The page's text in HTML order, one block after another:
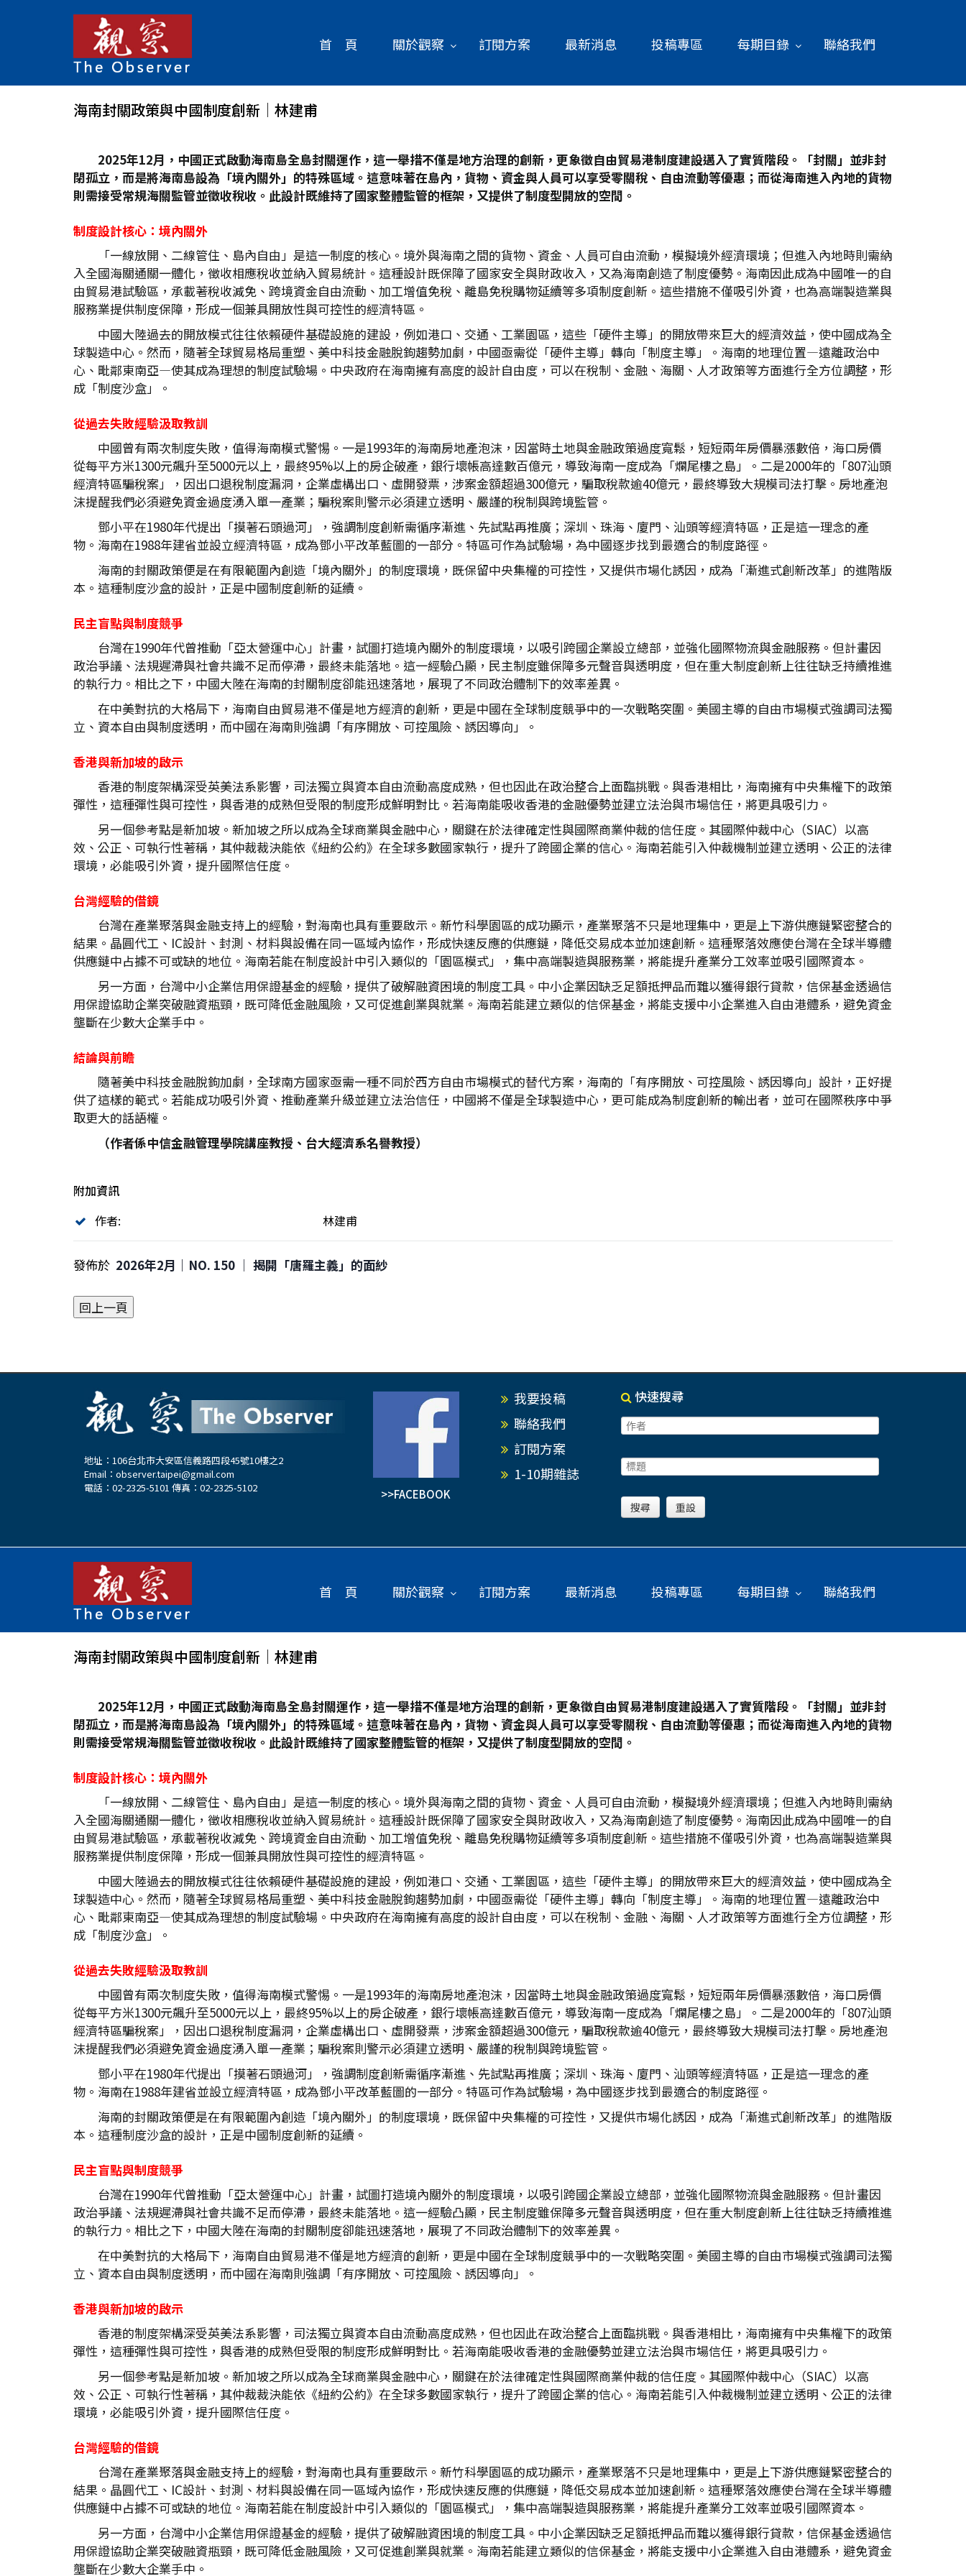
首 頁 關於觀察 訂閱方案 最新消息 投稿專區 每期目錄 聯絡我們
海南封關政策與中國制度創新│林建甫
2025年12月，中國正式啟動海南島全島封關運作，這一舉措不僅是地方治理的創新，更象徵自由貿易港制度建設邁入了實質階段。「封關」並非封
閉孤立，而是將海南島設為「境內關外」的特殊區域。這意味著在島內，貨物、資金與人員可以享受零關稅、自由流動等優惠；而從海南進入內地的貨物
則需接受常規海關監管並徵收稅收。此設計既維持了國家整體監管的框架，又提供了制度型開放的空間。
制度設計核心：境內關外
「一線放開、二線管住、島內自由」是這一制度的核心。境外與海南之間的貨物、資金、人員可自由流動，模擬境外經濟環境；但進入內地時則需納
入全國海關通關一體化，徵收相應稅收並納入貿易統計。這種設計既保障了國家安全與財政收入，又為海南創造了制度優勢。海南因此成為中國唯一的自
由貿易港試驗區，承載著稅收減免、跨境資金自由流動、加工增值免稅、離島免稅購物延續等多項制度創新。這些措施不僅吸引外資，也為高端製造業與
服務業提供制度保障，形成一個兼具開放性與可控性的經濟特區。
中國大陸過去的開放模式往往依賴硬件基礎設施的建設，例如港口、交通、工業園區，這些「硬件主導」的開放帶來巨大的經濟效益，使中國成為全
球製造中心。然而，隨著全球貿易格局重塑、美中科技金融脫鉤趨勢加劇，中國亟需從「硬件主導」轉向「制度主導」。海南的地理位置—遠離政治中
心、毗鄰東南亞—使其成為理想的制度試驗場。中央政府在海南擁有高度的設計自由度，可以在稅制、金融、海關、人才政策等方面進行全方位調整，形
成「制度沙盒」。
從過去失敗經驗汲取教訓
中國曾有兩次制度失敗，值得海南模式警惕。一是1993年的海南房地產泡沫，因當時土地與金融政策過度寬鬆，短短兩年房價暴漲數倍，海口房價
從每平方米1300元飆升至5000元以上，最終95%以上的房企破產，銀行壞帳高達數百億元，導致海南一度成為「爛尾樓之島」。二是2000年的「807汕頭
經濟特區騙稅案」，因出口退稅制度漏洞，企業虛構出口、虛開發票，涉案金額超過300億元，騙取稅款逾40億元，最終導致大規模司法打擊。房地產泡
沫提醒我們必須避免資金過度湧入單一產業；騙稅案則警示必須建立透明、嚴謹的稅制與跨境監管。
鄧小平在1980年代提出「摸著石頭過河」，強調制度創新需循序漸進、先試點再推廣；深圳、珠海、廈門、汕頭等經濟特區，正是這一理念的產
物。海南在1988年建省並設立經濟特區，成為鄧小平改革藍圖的一部分。特區可作為試驗場，為中國逐步找到最適合的制度路徑。
海南的封關政策便是在有限範圍內創造「境內關外」的制度環境，既保留中央集權的可控性，又提供市場化誘因，成為「漸進式創新改革」的進階版
本。這種制度沙盒的設計，正是中國制度創新的延續。
民主盲點與制度競爭
台灣在1990年代曾推動「亞太營運中心」計畫，試圖打造境內關外的制度環境，以吸引跨國企業設立總部，並強化國際物流與金融服務。但計畫因
政治爭議、法規遲滯與社會共識不足而停滯，最終未能落地。這一經驗凸顯，民主制度雖保障多元聲音與透明度，但在重大制度創新上往往缺乏持續推進
的執行力。相比之下，中國大陸在海南的封關制度卻能迅速落地，展現了不同政治體制下的效率差異。
在中美對抗的大格局下，海南自由貿易港不僅是地方經濟的創新，更是中國在全球制度競爭中的一次戰略突圍。美國主導的自由市場模式強調司法獨
立、資本自由與制度透明，而中國在海南則強調「有序開放、可控風險、誘因導向」。
香港與新加坡的啟示
香港的制度架構深受英美法系影響，司法獨立與資本自由流動高度成熟，但也因此在政治整合上面臨挑戰。與香港相比，海南擁有中央集權下的政策
彈性，這種彈性與可控性，與香港的成熟但受限的制度形成鮮明對比。若海南能吸收香港的金融優勢並建立法治與市場信任，將更具吸引力。
另一個參考點是新加坡。新加坡之所以成為全球商業與金融中心，關鍵在於法律確定性與國際商業仲裁的信任度。其國際仲裁中心（SIAC）以高
效、公正、可執行性著稱，其仲裁裁決能依《紐約公約》在全球多數國家執行，提升了跨國企業的信心。海南若能引入仲裁機制並建立透明、公正的法律
環境，必能吸引外資，提升國際信任度。
台灣經驗的借鏡
台灣在產業聚落與金融支持上的經驗，對海南也具有重要啟示。新竹科學園區的成功顯示，產業聚落不只是地理集中，更是上下游供應鏈緊密整合的
結果。晶圓代工、IC設計、封測、材料與設備在同一區域內協作，形成快速反應的供應鏈，降低交易成本並加速創新。這種聚落效應使台灣在全球半導體
供應鏈中占據不可或缺的地位。海南若能在制度設計中引入類似的「園區模式」，集中高端製造與服務業，將能提升產業分工效率並吸引國際資本。
另一方面，台灣中小企業信用保證基金的經驗，提供了破解融資困境的制度工具。中小企業因缺乏足額抵押品而難以獲得銀行貸款，信保基金透過信
用保證協助企業突破融資瓶頸，既可降低金融風險，又可促進創業與就業。海南若能建立類似的信保基金，將能支援中小企業進入自由港體系，避免資金
壟斷在少數大企業手中。
結論與前瞻
隨著美中科技金融脫鉤加劇，全球南方國家亟需一種不同於西方自由市場模式的替代方案，海南的「有序開放、可控風險、誘因導向」設計，正好提
供了這樣的範式。若能成功吸引外資、推動產業升級並建立法治信任，中國將不僅是全球製造中心，更可能成為制度創新的輸出者，並可在國際秩序中爭
取更大的話語權。
（作者係中信金融管理學院講座教授、台大經濟系名譽教授）
附加資訊
作者:
林建甫
發佈於 2026年2月｜NO. 150 │ 揭開「唐羅主義」的面紗
地址：106台北市大安區信義路四段45號10樓之2
Email： observer.taipei@gmail.com
電話：02-2325-5101 傳真：02-2325-5102
>>FACEBOOK
我要投稿
聯絡我們
訂閱方案
1-10期雜誌
快速搜尋
首 頁 關於觀察 訂閱方案 最新消息 投稿專區 每期目錄 聯絡我們
海南封關政策與中國制度創新│林建甫
2025年12月，中國正式啟動海南島全島封關運作，這一舉措不僅是地方治理的創新，更象徵自由貿易港制度建設邁入了實質階段。「封關」並非封
閉孤立，而是將海南島設為「境內關外」的特殊區域。這意味著在島內，貨物、資金與人員可以享受零關稅、自由流動等優惠；而從海南進入內地的貨物
則需接受常規海關監管並徵收稅收。此設計既維持了國家整體監管的框架，又提供了制度型開放的空間。
制度設計核心：境內關外
「一線放開、二線管住、島內自由」是這一制度的核心。境外與海南之間的貨物、資金、人員可自由流動，模擬境外經濟環境；但進入內地時則需納
入全國海關通關一體化，徵收相應稅收並納入貿易統計。這種設計既保障了國家安全與財政收入，又為海南創造了制度優勢。海南因此成為中國唯一的自
由貿易港試驗區，承載著稅收減免、跨境資金自由流動、加工增值免稅、離島免稅購物延續等多項制度創新。這些措施不僅吸引外資，也為高端製造業與
服務業提供制度保障，形成一個兼具開放性與可控性的經濟特區。
中國大陸過去的開放模式往往依賴硬件基礎設施的建設，例如港口、交通、工業園區，這些「硬件主導」的開放帶來巨大的經濟效益，使中國成為全
球製造中心。然而，隨著全球貿易格局重塑、美中科技金融脫鉤趨勢加劇，中國亟需從「硬件主導」轉向「制度主導」。海南的地理位置—遠離政治中
心、毗鄰東南亞—使其成為理想的制度試驗場。中央政府在海南擁有高度的設計自由度，可以在稅制、金融、海關、人才政策等方面進行全方位調整，形
成「制度沙盒」。
從過去失敗經驗汲取教訓
中國曾有兩次制度失敗，值得海南模式警惕。一是1993年的海南房地產泡沫，因當時土地與金融政策過度寬鬆，短短兩年房價暴漲數倍，海口房價
從每平方米1300元飆升至5000元以上，最終95%以上的房企破產，銀行壞帳高達數百億元，導致海南一度成為「爛尾樓之島」。二是2000年的「807汕頭
經濟特區騙稅案」，因出口退稅制度漏洞，企業虛構出口、虛開發票，涉案金額超過300億元，騙取稅款逾40億元，最終導致大規模司法打擊。房地產泡
沫提醒我們必須避免資金過度湧入單一產業；騙稅案則警示必須建立透明、嚴謹的稅制與跨境監管。
鄧小平在1980年代提出「摸著石頭過河」，強調制度創新需循序漸進、先試點再推廣；深圳、珠海、廈門、汕頭等經濟特區，正是這一理念的產
物。海南在1988年建省並設立經濟特區，成為鄧小平改革藍圖的一部分。特區可作為試驗場，為中國逐步找到最適合的制度路徑。
海南的封關政策便是在有限範圍內創造「境內關外」的制度環境，既保留中央集權的可控性，又提供市場化誘因，成為「漸進式創新改革」的進階版
本。這種制度沙盒的設計，正是中國制度創新的延續。
民主盲點與制度競爭
台灣在1990年代曾推動「亞太營運中心」計畫，試圖打造境內關外的制度環境，以吸引跨國企業設立總部，並強化國際物流與金融服務。但計畫因
政治爭議、法規遲滯與社會共識不足而停滯，最終未能落地。這一經驗凸顯，民主制度雖保障多元聲音與透明度，但在重大制度創新上往往缺乏持續推進
的執行力。相比之下，中國大陸在海南的封關制度卻能迅速落地，展現了不同政治體制下的效率差異。
在中美對抗的大格局下，海南自由貿易港不僅是地方經濟的創新，更是中國在全球制度競爭中的一次戰略突圍。美國主導的自由市場模式強調司法獨
立、資本自由與制度透明，而中國在海南則強調「有序開放、可控風險、誘因導向」。
香港與新加坡的啟示
香港的制度架構深受英美法系影響，司法獨立與資本自由流動高度成熟，但也因此在政治整合上面臨挑戰。與香港相比，海南擁有中央集權下的政策
彈性，這種彈性與可控性，與香港的成熟但受限的制度形成鮮明對比。若海南能吸收香港的金融優勢並建立法治與市場信任，將更具吸引力。
另一個參考點是新加坡。新加坡之所以成為全球商業與金融中心，關鍵在於法律確定性與國際商業仲裁的信任度。其國際仲裁中心（SIAC）以高
效、公正、可執行性著稱，其仲裁裁決能依《紐約公約》在全球多數國家執行，提升了跨國企業的信心。海南若能引入仲裁機制並建立透明、公正的法律
環境，必能吸引外資，提升國際信任度。
台灣經驗的借鏡
台灣在產業聚落與金融支持上的經驗，對海南也具有重要啟示。新竹科學園區的成功顯示，產業聚落不只是地理集中，更是上下游供應鏈緊密整合的
結果。晶圓代工、IC設計、封測、材料與設備在同一區域內協作，形成快速反應的供應鏈，降低交易成本並加速創新。這種聚落效應使台灣在全球半導體
供應鏈中占據不可或缺的地位。海南若能在制度設計中引入類似的「園區模式」，集中高端製造與服務業，將能提升產業分工效率並吸引國際資本。
另一方面，台灣中小企業信用保證基金的經驗，提供了破解融資困境的制度工具。中小企業因缺乏足額抵押品而難以獲得銀行貸款，信保基金透過信
用保證協助企業突破融資瓶頸，既可降低金融風險，又可促進創業與就業。海南若能建立類似的信保基金，將能支援中小企業進入自由港體系，避免資金
壟斷在少數大企業手中。